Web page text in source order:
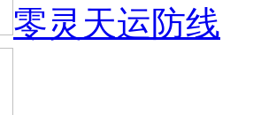
零灵天运防线